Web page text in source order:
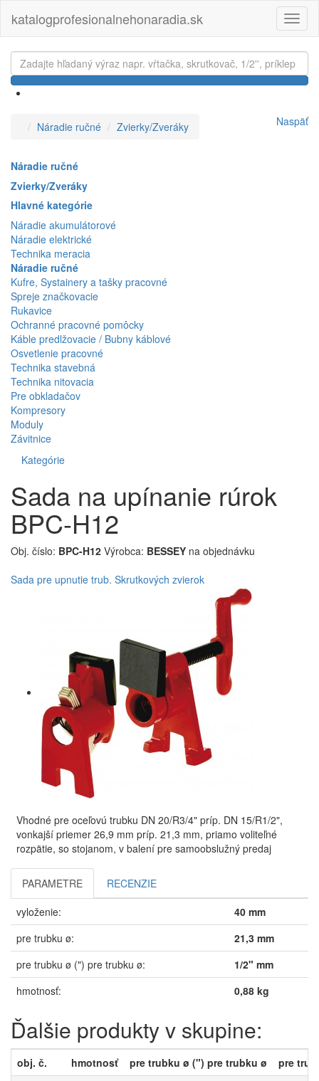
katalogprofesionalnehonaradia.sk
Náradie ručné Zvierky/Zveráky Naspäť
Náradie ručné
Zvierky/Zveráky
Hlavné kategórie
Náradie akumulátorové
Náradie elektrické
Technika meracia
Náradie ručné
Kufre, Systainery a tašky pracovné
Spreje značkovacie
Rukavice
Ochranné pracovné pomôcky
Káble predlžovacie / Bubny káblové
Osvetlenie pracovné
Technika stavebná
Technika nitovacia
Pre obkladačov
Kompresory
Moduly
Závitnice
Kategórie
Sada na upínanie rúrok
BPC-H12
Obj. číslo: BPC-H12 Výrobca: BESSEY na objednávku
Sada pre upnutie trub. Skrutkových zvierok
Vhodné pre oceľovú trubku DN 20/R3/4" príp. DN 15/R1/2",
vonkajší priemer 26,9 mm príp. 21,3 mm, priamo voliteľné
rozpätie, so stojanom, v balení pre samoobslužný predaj
PARAMETRE
RECENZIE
vyloženie:
40 mm
pre trubku ø:
21,3 mm
pre trubku ø (") pre trubku ø:
1/2" mm
hmotnosť:
0,88 kg
Ďalšie produkty v skupine:
obj. č. hmotnosť pre trubku ø (") pre trubku ø
pre